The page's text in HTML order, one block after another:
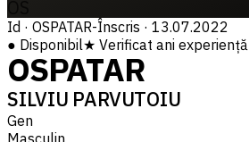
Id · OSPATAR-Înscris · 13.07.2022
● Disponibil★ Verificat ani experiență
OSPATAR
SILVIU PARVUTOIU
Gen
Masculin